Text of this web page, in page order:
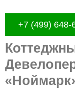
+7 (499) 648-